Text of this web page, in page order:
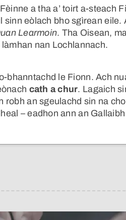
a tha a’ toirt a-steach
sinn eòlach bho sgìrean eile.
Learmoin. Tha Oisean,
nan Lochlannach.
bhanntachd le Fionn. Ach
cath a chur. Lagaich
robh an sgeulachd sin na
– eadhon ann an